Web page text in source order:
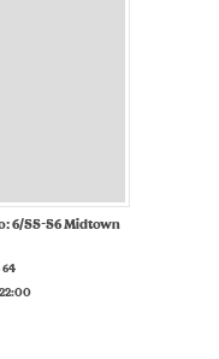
6/55-56 Midtown
64